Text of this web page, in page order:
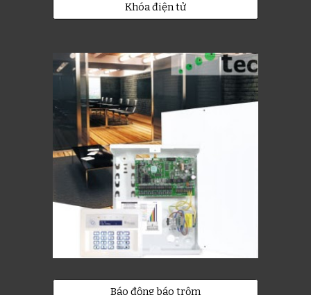
Khóa điện tử
Báo động báo trộm